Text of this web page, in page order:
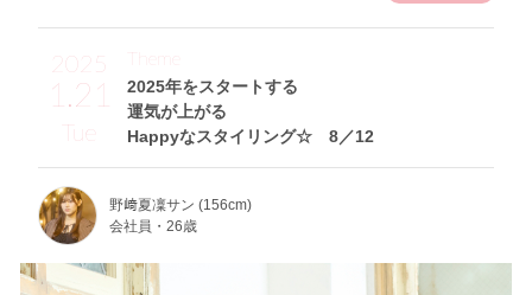
2025
1.21
Tue
2025年をスタートする
運気が上がる
Happyなスタイリング☆ 8／12
Theme
野﨑夏凜サン (156cm)
会社員・26歳